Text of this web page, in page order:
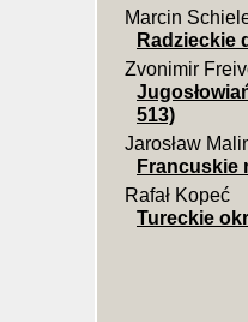
Marcin
Radzieckie
Zvonimir
513)
Jarosław
Francuskie
Rafał Kopeć
Tureckie